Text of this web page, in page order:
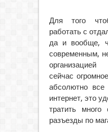
Для того
работать с
да и вообще,
современным,
организацией
сейчас
абсолютно все
интернет, это
тратить много
разъезды по